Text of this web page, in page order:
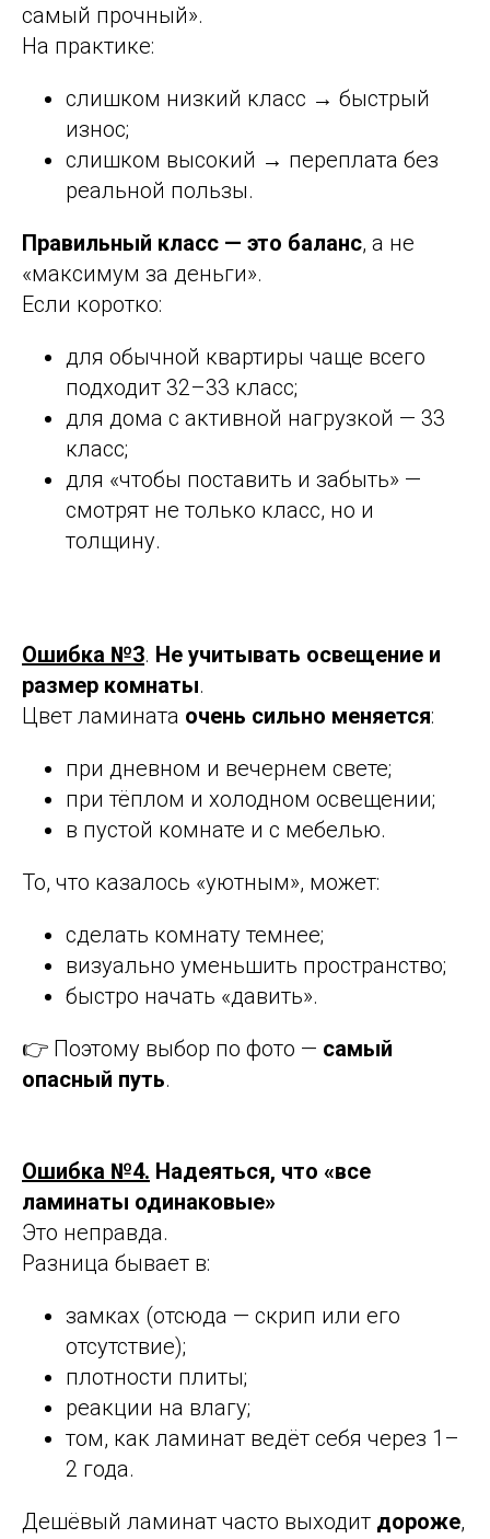
самый прочный».
На практике:
слишком низкий класс → быстрый
износ;
слишком высокий → переплата без
реальной пользы.
Правильный класс — это баланс, а не
«максимум за деньги».
Если коротко:
для обычной квартиры чаще всего
подходит 32–33 класс;
для дома с активной нагрузкой — 33
класс;
для «чтобы поставить и забыть» —
смотрят не только класс, но и
толщину.
Ошибка №3. Не учитывать освещение и
размер комнаты.
Цвет ламината очень сильно меняется:
при дневном и вечернем свете;
при тёплом и холодном освещении;
в пустой комнате и с мебелью.
То, что казалось «уютным», может:
сделать комнату темнее;
визуально уменьшить пространство;
быстро начать «давить».
👉 Поэтому выбор по фото — самый
опасный путь.
Ошибка №4. Надеяться, что «все
ламинаты одинаковые»
Это неправда.
Разница бывает в:
замках (отсюда — скрип или его
отсутствие);
плотности плиты;
реакции на влагу;
том, как ламинат ведёт себя через 1–
2 года.
Дешёвый ламинат часто выходит дороже,